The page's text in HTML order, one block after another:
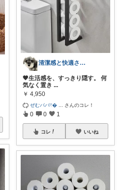
清潔感と快適さを整える大人のインテリア部
🖤生活感を、すっきり隠す。 何
気なく置き ...
￥ 4,950
ぜむパパ𓏲 さんのコレ！
0 0 1
コレ いいね